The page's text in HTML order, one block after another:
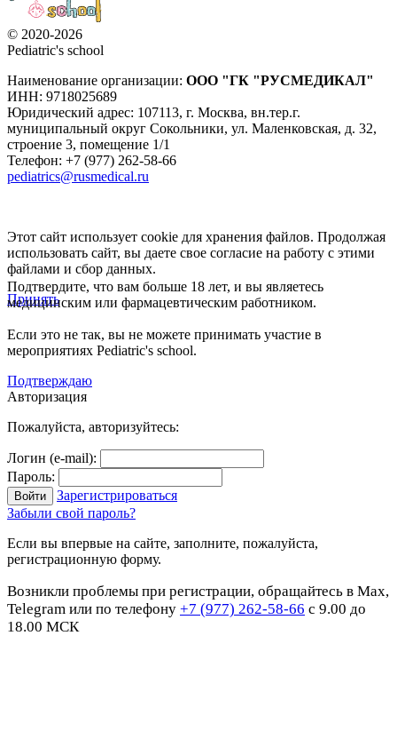
© 2020-2026
Pediatric's school
Наименование организации: ООО "ГК "РУСМЕДИКАЛ"
ИНН: 9718025689
Юридический адрес: 107113, г. Москва, вн.тер.г.
муниципальный округ Сокольники, ул. Маленковская, д. 32,
строение 3, помещение 1/1
Телефон: +7 (977) 262-58-66
pediatrics@rusmedical.ru
Этот сайт использует cookie для хранения файлов. Продолжая
использовать сайт, вы даете свое согласие на работу с этими
файлами и сбор данных.
Принять
Подтвердите, что вам больше 18 лет, и вы являетесь
медицинским или фармацевтическим работником.
Если это не так, вы не можете принимать участие в
мероприятиях Pediatric's school.
Подтверждаю
Авторизация
Пожалуйста, авторизуйтесь:
Логин (e-mail):
Пароль:
Зарегистрироваться
Забыли свой пароль?
Если вы впервые на сайте, заполните, пожалуйста,
регистрационную форму.
Возникли проблемы при регистрации, обращайтесь в Max,
Telegram или по телефону +7 (977) 262-58-66 с 9.00 до
18.00 МСК